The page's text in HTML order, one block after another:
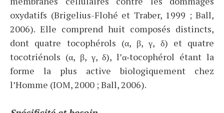
oxydatifs (Brigelius-Flohé et Traber, 1999 ; Ball,
2006). Elle comprend huit composés distincts,
dont quatre tocophérols (α, β, γ, δ) et quatre
tocotriénols (α, β, γ, δ), l’α‑tocophérol étant la
forme la plus active biologiquement chez
l’Homme (IOM, 2000 ; Ball, 2006).